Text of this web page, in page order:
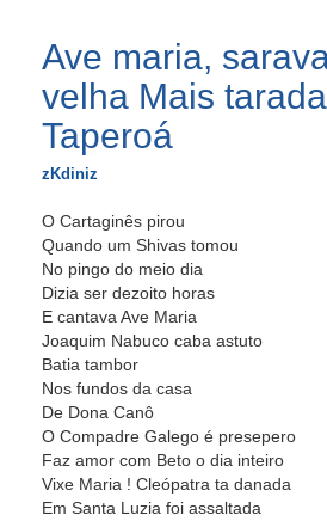
Ave maria,
velha Mais
Taperoá
zKdiniz
O Cartaginês pirou
Quando um Shivas tomou
No pingo do meio dia
Dizia ser dezoito horas
E cantava Ave Maria
Joaquim Nabuco caba astuto
Batia tambor
Nos fundos da casa
De Dona Canô
O Compadre Galego é presepero
Faz amor com Beto o dia inteiro
Vixe Maria ! Cleópatra ta danada
Em Santa Luzia foi assaltada